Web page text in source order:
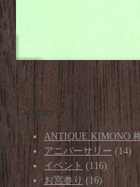
Category
ANTIQUE KIMONO
アニバーサリー (14)
イベント (116)
お宮参り (16)